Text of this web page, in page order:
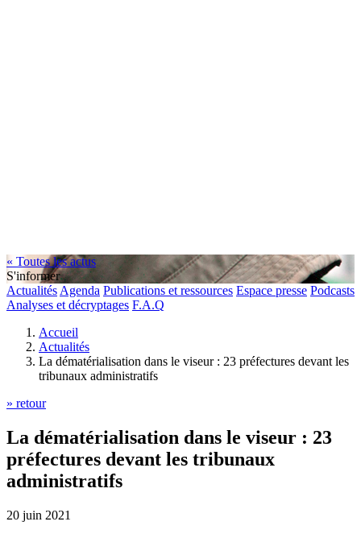
« Toutes les actus
S'informer
Actualités Agenda Publications et ressources Espace presse Podcasts
Analyses et décryptages F.A.Q
Accueil
Actualités
La dématérialisation dans le viseur : 23 préfectures devant les
tribunaux administratifs
» retour
La dématérialisation dans le viseur : 23
préfectures devant les tribunaux
administratifs
20 juin 2021